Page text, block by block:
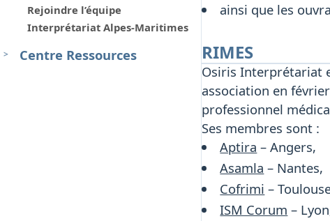
Rejoindre l’équipe
Interprétariat Alpes-Maritimes
Centre Ressources
ainsi que les
RIMES
Osiris Interprétariat
association en
professionnel
Ses membres sont :
Aptira – Angers,
Asamla – Nantes,
Cofrimi –
ISM Corum –